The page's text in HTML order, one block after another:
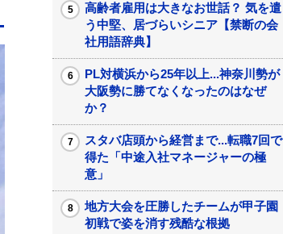
高齢者雇用は大きなお世話？ 気を遣
う中堅、居づらいシニア【禁断の会
社用語辞典】
PL対横浜から25年以上...神奈川勢が
大阪勢に勝てなくなったのはなぜ
か？
スタバ店頭から経営まで...転職7回で
得た「中途入社マネージャーの極
意」
地方大会を圧勝したチームが甲子園
初戦で姿を消す残酷な根拠